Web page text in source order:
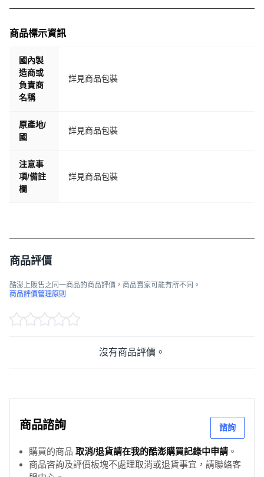
商品標示資訊
國內製
造商或
負責商
名稱
詳見商品包裝
原產地/
國
詳見商品包裝
注意事
項/備註
欄
詳見商品包裝
商品評價
酷澎上販售之同一商品的商品評價，商品賣家可能有所不同。
商品評價管理原則
沒有商品評價。
商品諮詢 諮詢
購買的商品 取消/退貨請在我的酷澎購買記錄中申請 。
商品咨詢及評價板塊不處理取消或退貨事宜，請聯絡客